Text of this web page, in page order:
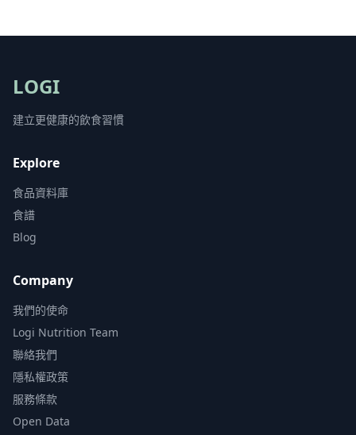
LOGI
建立更健康的飲食習慣
Explore
食品資料庫
食譜
Blog
Company
我們的使命
Logi Nutrition Team
聯絡我們
隱私權政策
服務條款
Open Data